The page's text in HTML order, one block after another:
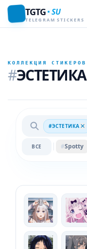
TGTG SU
TELEGRAM STICKERS
КОЛЛЕКЦИЯ СТИКЕРОВ
#ЭСТЕТИКА
#ЭСТЕТИКА
ВСЕ #Spotty